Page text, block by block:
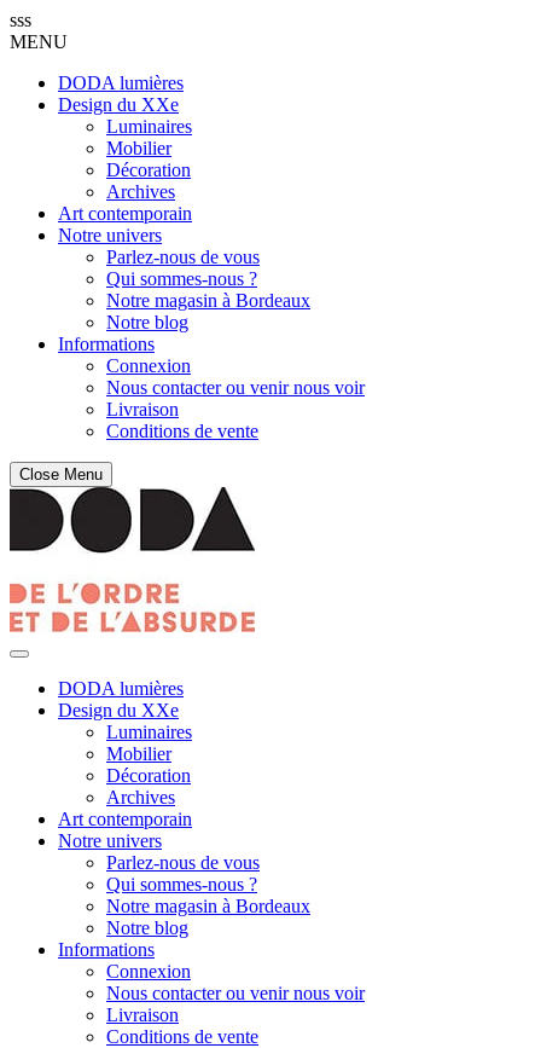
sss
MENU
DODA lumières
Design du XXe
Luminaires
Mobilier
Décoration
Archives
Art contemporain
Notre univers
Parlez-nous de vous
Qui sommes-nous ?
Notre magasin à Bordeaux
Notre blog
Informations
Connexion
Nous contacter ou venir nous voir
Livraison
Conditions de vente
Close Menu
DODA lumières
Design du XXe
Luminaires
Mobilier
Décoration
Archives
Art contemporain
Notre univers
Parlez-nous de vous
Qui sommes-nous ?
Notre magasin à Bordeaux
Notre blog
Informations
Connexion
Nous contacter ou venir nous voir
Livraison
Conditions de vente